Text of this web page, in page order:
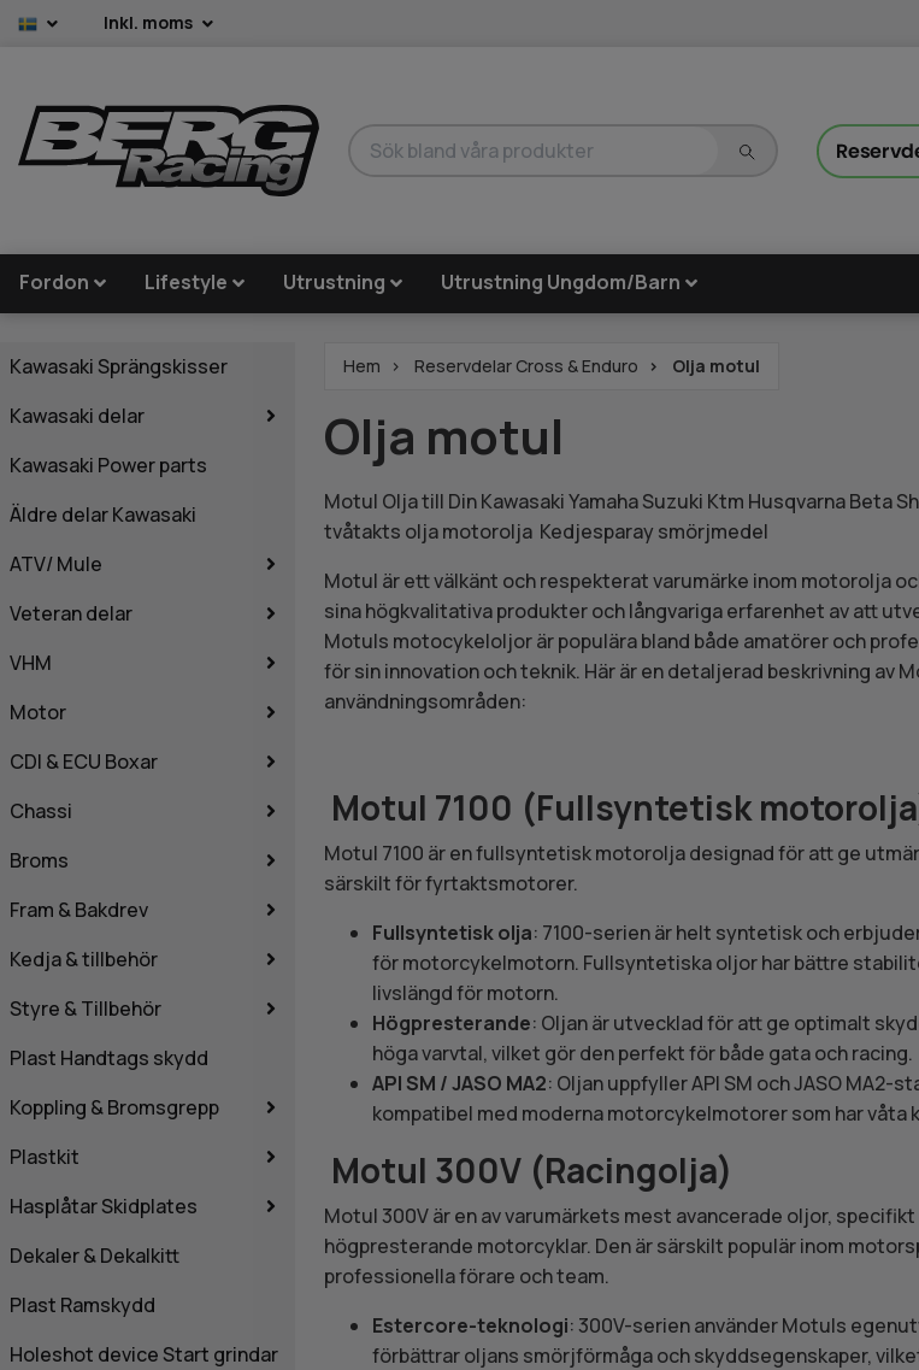
Inkl. moms
Fordon Lifestyle Utrustning Utrustning Ungdom/Barn
Kawasaki Sprängskisser
Kawasaki delar
Kawasaki Power parts
Äldre delar Kawasaki
ATV/ Mule
Veteran delar
VHM
Motor
CDI & ECU Boxar
Chassi
Broms
Fram & Bakdrev
Kedja & tillbehör
Styre & Tillbehör
Plast Handtags skydd
Koppling & Bromsgrepp
Plastkit
Hasplåtar Skidplates
Dekaler & Dekalkitt
Plast Ramskydd
Holeshot device Start grindar
Hem Reservdelar Cross & Enduro Olja motul
Olja motul
Motul Olja till Din Kawasaki Yamaha Suzuki Ktm Husqvarna Beta
tvåtakts olja motorolja Kedjesparay smörjmedel
Motul är ett välkänt och respekterat varumärke inom motorolja
sina högkvalitativa produkter och långvariga erfarenhet av att
Motuls motocykeloljor är populära bland både amatörer och
för sin innovation och teknik. Här är en detaljerad beskrivning av
användningsområden:
Motul 7100 (Fullsyntetisk
Motul 7100 är en fullsyntetisk motorolja designad för att ge
särskilt för fyrtaktsmotorer.
Fullsyntetisk olja: 7100-serien är helt syntetisk och
för motorcykelmotorn. Fullsyntetiska oljor har bättre
livslängd för motorn.
Högpresterande: Oljan är utvecklad för att ge optimalt
höga varvtal, vilket gör den perfekt för både gata och racing.
API SM / JASO MA2: Oljan uppfyller API SM och JASO MA2-
kompatibel med moderna motorcykelmotorer som har våta
Motul 300V (Racingolja)
Motul 300V är en av varumärkets mest avancerade oljor,
högpresterande motorcyklar. Den är särskilt populär inom
professionella förare och team.
Estercore-teknologi: 300V-serien använder Motuls
förbättrar oljans smörjförmåga och skyddsegenskaper,